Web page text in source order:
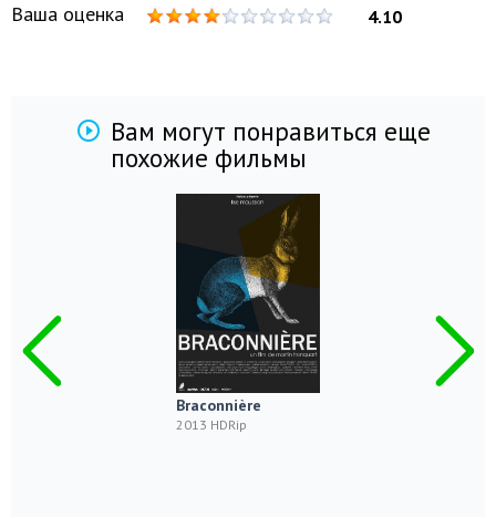
Ваша оценка 4.10
Вам могут понравиться еще
похожие фильмы
Braconnière
2013 HDRip